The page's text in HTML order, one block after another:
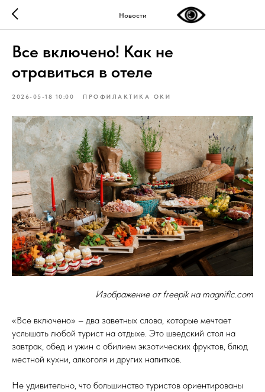
Новости
Все включено! Как не
отравиться в отеле
2026-05-18 10:00 ПРОФИЛАКТИКА ОКИ
Изображение от freepik на magnific.com
«Все включено» – два заветных слова, которые мечтает
услышать любой турист на отдыхе. Это шведский стол на
завтрак, обед и ужин с обилием экзотических фруктов, блюд
местной кухни, алкоголя и других напитков.
Не удивительно, что большинство туристов ориентированы